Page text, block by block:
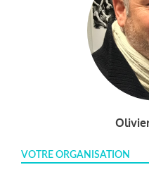
VOTRE ORGANISATION